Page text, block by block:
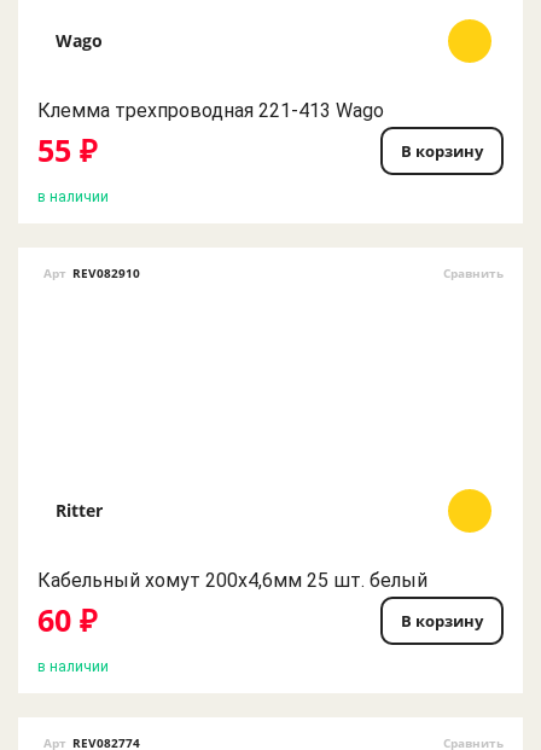
Wago
Клемма трехпроводная 221-413 Wago
55 ₽ В корзину
в наличии
Арт REV082910 Сравнить
Ritter
Кабельный хомут 200х4,6мм 25 шт. белый
60 ₽ В корзину
в наличии
Арт REV082774 Сравнить